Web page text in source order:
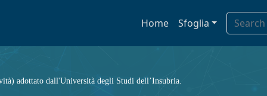
Home Sfoglia
adottato dall'Università degli Studi dell’Insubria.